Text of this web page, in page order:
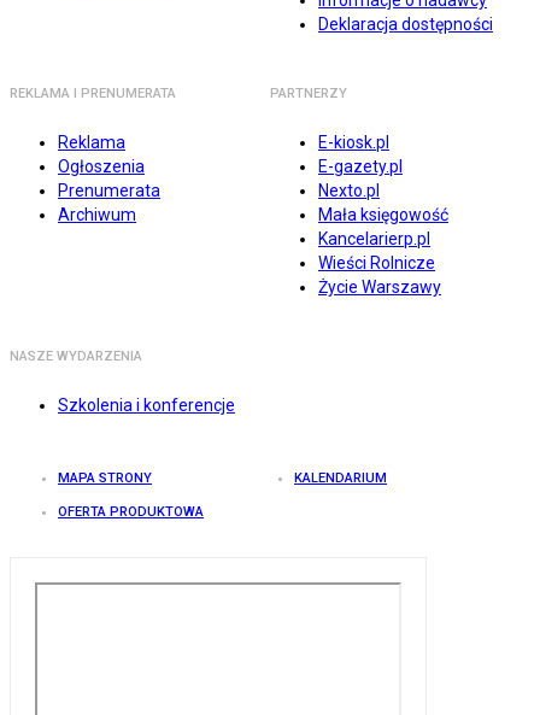
Deklaracja dostępności
REKLAMA I PRENUMERATA
Reklama
Ogłoszenia
Prenumerata
Archiwum
PARTNERZY
E-kiosk.pl
E-gazety.pl
Nexto.pl
Mała księgowość
Kancelarierp.pl
Wieści Rolnicze
Życie Warszawy
NASZE WYDARZENIA
Szkolenia i konferencje
MAPA STRONY KALENDARIUM
OFERTA PRODUKTOWA